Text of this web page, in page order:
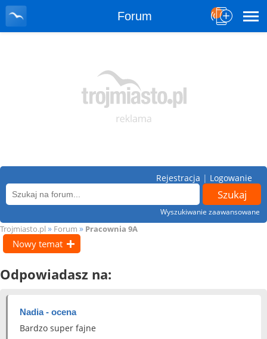
Forum
Wyszukiwanie zaawansowane
Rejestracja | Logowanie
Trojmiasto.pl » Forum » Pracownia 9A
Nowy temat
Odpowiadasz na:
Nadia - ocena
Bardzo super fajne